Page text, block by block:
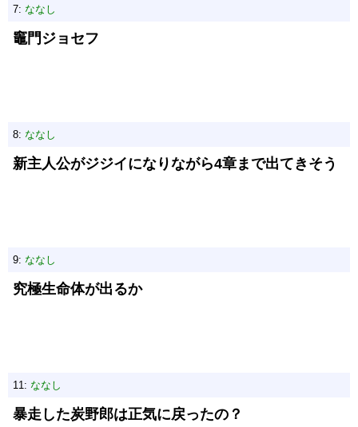
7: ななし
竈門ジョセフ
8: ななし
新主人公がジジイになりながら4章まで出てきそう
9: ななし
究極生命体が出るか
11: ななし
暴走した炭野郎は正気に戻ったの？